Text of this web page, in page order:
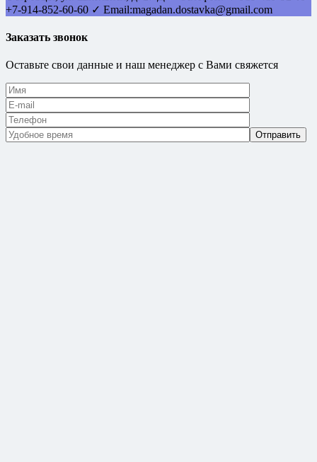
+7-914-852-60-60 ✓ Email:magadan.dostavka@gmail.com
Заказать звонок
Оставьте свои данные и наш менеджер с Вами свяжется